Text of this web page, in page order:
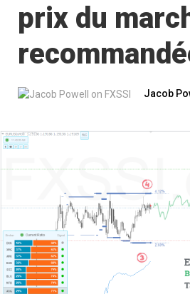
prix du
Jacob